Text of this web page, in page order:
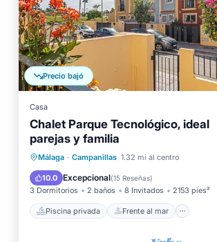
Precio bajó
Casa
Chalet Parque Tecnológico, ideal
parejas y familia
Málaga · Campanillas 1.32 mi al centro
10.0 Excepcional(15 Reseñas)
3 Dormitorios 2 baños 8 Invitados 2153 pies²
Piscina privada Frente al mar
Piscina privada
Frente al mar
Aparcamiento
Piscina